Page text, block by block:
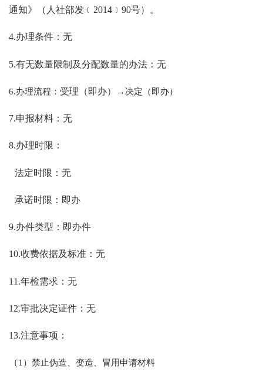
通知》（人社部发﹝2014﹞90号）。
4.办理条件：无
5.有无数量限制及分配数量的办法：无
6.办理流程： 受理（即办） →决定（即办）
7.申报材料：无
8.办理时限：
法定时限：无
承诺时限：即办
9.办件类型：即办件
10.收费依据及标准：无
11.年检需求：无
12.审批决定证件：无
13.注意事项：
（1）禁止伪造、变造、冒用申请材料